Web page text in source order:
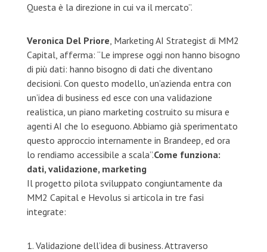
Questa è la direzione in cui va il mercato”.
Veronica Del Priore , Marketing AI Strategist di MM2
Capital, afferma: “Le imprese oggi non hanno bisogno
di più dati: hanno bisogno di dati che diventano
decisioni. Con questo modello, un’azienda entra con
un’idea di business ed esce con una validazione
realistica, un piano marketing costruito su misura e
agenti AI che lo eseguono. Abbiamo già sperimentato
questo approccio internamente in Brandeep, ed ora
lo rendiamo accessibile a scala”.Come funziona:
dati, validazione, marketing
Il progetto pilota sviluppato congiuntamente da
MM2 Capital e Hevolus si articola in tre fasi
integrate:
Validazione dell’idea di business. Attraverso